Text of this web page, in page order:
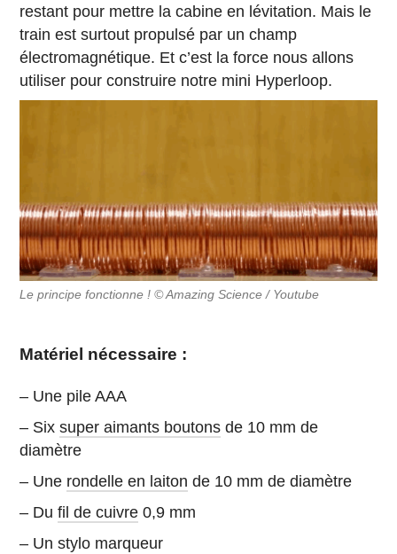
restant pour mettre la cabine en lévitation. Mais le
train est surtout propulsé par un champ
électromagnétique. Et c’est la force nous allons
utiliser pour construire notre mini Hyperloop.
Le principe fonctionne ! © Amazing Science / Youtube
Matériel nécessaire :
– Une pile AAA
– Sixsuper aimants boutons de 10 mm de
diamètre
– Une rondelle en laiton de 10 mm de diamètre
– Dufil de cuivre 0,9 mm
– Un stylo marqueur